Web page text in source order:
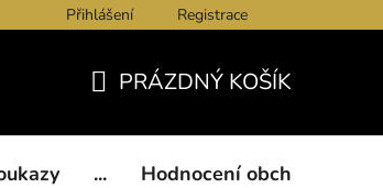
Kontakty Obchodní podmínky
Přihlášení Registrace
KOŠÍK
PRÁZDNÝ KOŠÍK
... Hodnocení obchodu